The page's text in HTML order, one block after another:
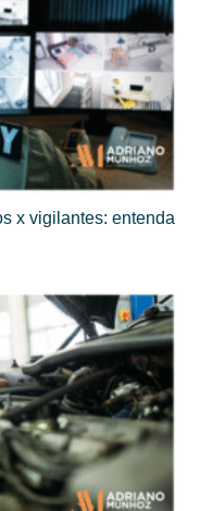
x vigilantes: entenda